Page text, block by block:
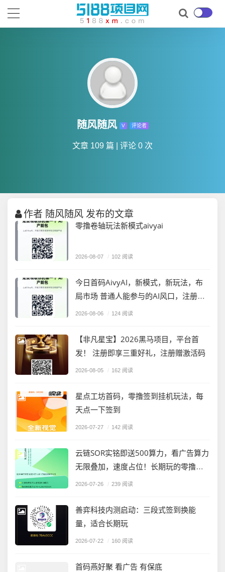
随风随风 V 评论者
文章 109 篇 评论 0 次
作者 随风随风 发布的文章
零撸卷轴玩法新模式aivyai
2026-08-07 / 102 阅读
今日首码AivyAI，新模式，新玩法，布
局市场 普通人能参与的AI风口，注册送
AVAX与新手大礼包，
2026-08-06 / 124 阅读
【非凡星宝】2026黑马项目，平台首
发！ 注册即享三重好礼，注册赠激活码
2026-08-05 / 162 阅读
星点工坊首码，零撸签到挂机玩法，每
天点一下签到
2026-07-27 / 142 阅读
云链SOR实铭即送500算力，看广告算力
无限叠加，速度占位！长期玩的零撸橡
木
2026-07-26 / 239 阅读
善弈科技内测启动：三段式签到换能
量，适合长期玩
2026-07-22 / 160 阅读
首码燕好聚 看广告 有保底